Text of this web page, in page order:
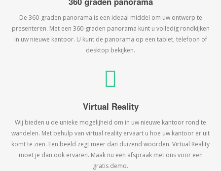
De 360-graden panorama is een ideaal middel om uw ontwerp te
presenteren. Met een 360-graden panorama kunt u volledig rondkijken
in uw nieuwe kantoor. U kunt de panorama op een tablet, telefoon of
desktop bekijken.
Virtual Reality
Wij bieden u de unieke mogelijheid om in uw nieuwe kantoor rond te
wandelen. Met behulp van virtual reality ervaart u hoe uw kantoor er uit
komt te zien. Een beeld zegt meer dan duizend woorden. Virtual Reality
moet je dan ook ervaren. Maak nu een afspraak met ons voor een
gratis demo.